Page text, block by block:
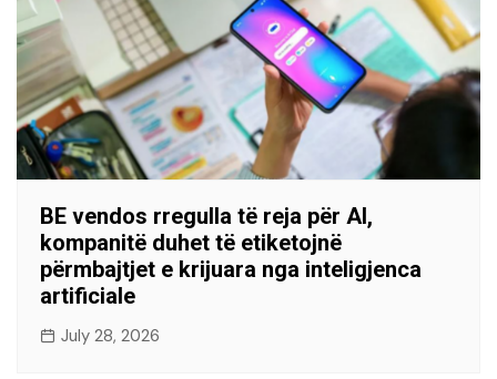
BE vendos rregulla të reja për AI,
kompanitë duhet të etiketojnë
përmbajtjet e krijuara nga inteligjenca
artificiale
July 28, 2026